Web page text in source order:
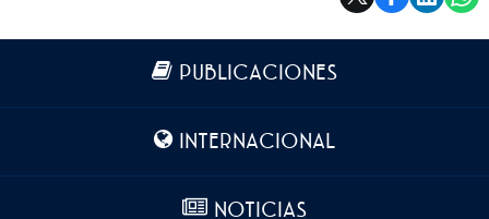
Más información
PUBLICACIONES
INTERNACIONAL
NOTICIAS